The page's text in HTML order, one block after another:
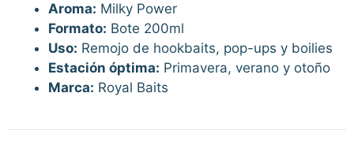
Aroma: Milky Power
Formato: Bote 200ml
Uso: Remojo de hookbaits, pop-ups y boilies
Estación óptima: Primavera, verano y otoño
Marca: Royal Baits